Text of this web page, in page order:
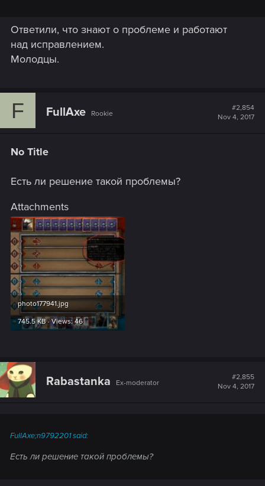
Ответили, что знают о проблеме и работают
над исправлением.
Молодцы.
F FullAxe Rookie
#2,854
Nov 4, 2017
No Title
Есть ли решение такой проблемы?
Attachments
photo177941.jpg
745.5 KB · Views: 46
Rabastanka Ex-moderator
#2,855
Nov 4, 2017
FullAxe;n9792201 said:
Есть ли решение такой проблемы?